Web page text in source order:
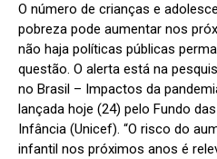
O número de crianças e
pobreza pode aumentar nos
não haja políticas públicas
questão. O alerta está na
no Brasil – Impactos da
lançada hoje (24) pelo Fundo
Infância (Unicef). “O risco do
infantil nos próximos anos é